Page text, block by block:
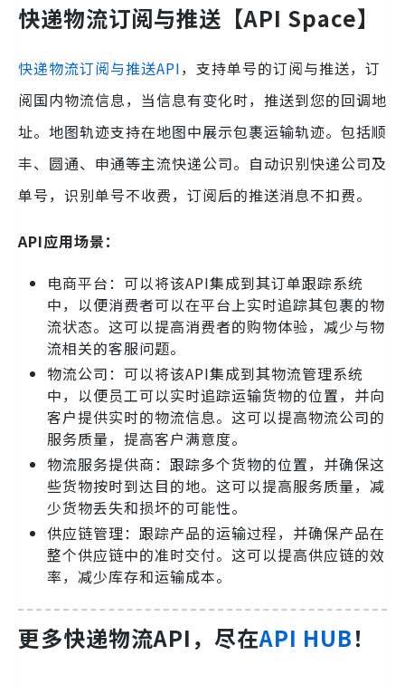
快递物流订阅与推送【API Space】
快递物流订阅与推送API，支持单号的订阅与推送，订
阅国内物流信息，当信息有变化时，推送到您的回调地
址。地图轨迹支持在地图中展示包裹运输轨迹。包括顺
丰、圆通、申通等主流快递公司。自动识别快递公司及
单号，识别单号不收费，订阅后的推送消息不扣费。
API应用场景：
电商平台：可以将该API集成到其订单跟踪系统
中，以便消费者可以在平台上实时追踪其包裹的物
流状态。这可以提高消费者的购物体验，减少与物
流相关的客服问题。
物流公司：可以将该API集成到其物流管理系统
中，以便员工可以实时追踪运输货物的位置，并向
客户提供实时的物流信息。这可以提高物流公司的
服务质量，提高客户满意度。
物流服务提供商：跟踪多个货物的位置，并确保这
些货物按时到达目的地。这可以提高服务质量，减
少货物丢失和损坏的可能性。
供应链管理：跟踪产品的运输过程，并确保产品在
整个供应链中的准时交付。这可以提高供应链的效
率，减少库存和运输成本。
更多快递物流API，尽在API HUB！